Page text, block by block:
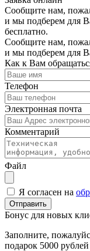
Сообщите нам,
и мы подберем для
бесплатно.
Сообщите нам,
и мы подберем для
Как к Вам
Телефон
Электронная почта
Комментарий
Файл
Я согласен на
Отправить
Бонус для новых
Заполните,
подарок 5000